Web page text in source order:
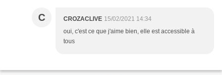
C CROZACLIVE 15/02/2021 14:34
oui, c'est ce que j'aime bien, elle est accessible à
tous